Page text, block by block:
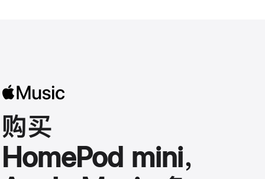
购买
HomePod mini，